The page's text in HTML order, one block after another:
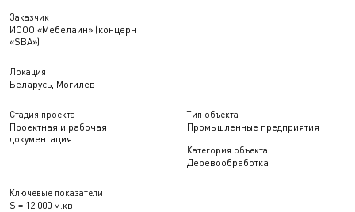
Заказчик
ИООО «Мебелаин» (концерн
«SBA»)
Локация
Беларусь, Могилев
Стадия проекта
Проектная и рабочая
документация
Тип объекта
Промышленные предприятия
Категория объекта
Деревообработка
Ключевые показатели
S = 12 000 м.кв.